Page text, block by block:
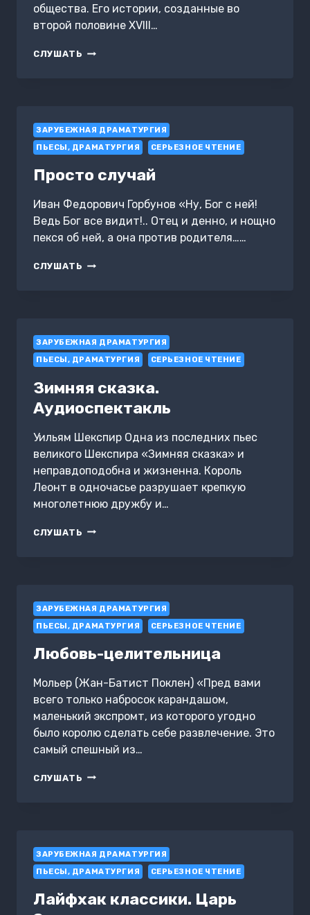
общества. Его истории, созданные во
второй половине XVIII…
СЛУШАТЬ ФИЛОСОФСКИЕ
ЗАРУБЕЖНАЯ ДРАМАТУРГИЯ
ПЬЕСЫ, ДРАМАТУРГИЯ
СЕРЬЕЗНОЕ ЧТЕНИЕ
Просто случай
Иван Федорович Горбунов «Ну, Бог с ней!
Ведь Бог все видит!.. Отец и денно, и нощно
пекся об ней, а она против родителя……
СЛУШАТЬ ПРОСТО
ЗАРУБЕЖНАЯ ДРАМАТУРГИЯ
ПЬЕСЫ, ДРАМАТУРГИЯ
СЕРЬЕЗНОЕ ЧТЕНИЕ
Зимняя сказка.
Аудиоспектакль
Уильям Шекспир Одна из последних пьес
великого Шекспира «Зимняя сказка» и
неправдоподобна и жизненна. Король
Леонт в одночасье разрушает крепкую
многолетнюю дружбу и…
СЛУШАТЬ ЗИМНЯЯ
ЗАРУБЕЖНАЯ ДРАМАТУРГИЯ
ПЬЕСЫ, ДРАМАТУРГИЯ
СЕРЬЕЗНОЕ ЧТЕНИЕ
Любовь-целительница
Мольер (Жан-Батист Поклен) «Пред вами
всего только набросок карандашом,
маленький экспромт, из которого угодно
было королю сделать себе развлечение. Это
самый спешный из…
СЛУШАТЬ ЛЮБОВЬ-
ЗАРУБЕЖНАЯ ДРАМАТУРГИЯ
ПЬЕСЫ, ДРАМАТУРГИЯ
СЕРЬЕЗНОЕ ЧТЕНИЕ
Лайфхак классики. Царь